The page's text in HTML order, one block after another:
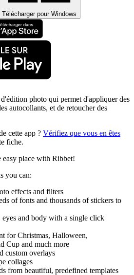
Télécharger pour Windows
photo qui permet d'appliquer des
autocollants, et de retoucher des
cette app ? Vérifiez que vous en êtes
fiche.
place with Ribbet!
you can:
effects and filters
of fonts and thousands of stickers to
and body with a single click
for Christmas, Halloween,
Cup and much more
custom overlays
collages
from beautiful, predefined templates